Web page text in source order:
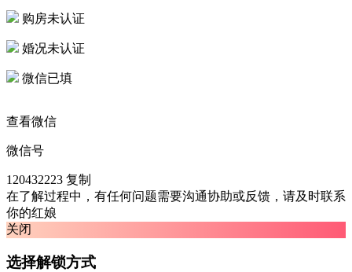
购房未认证
婚况未认证
微信已填
查看微信
微信号
120432223 复制
在了解过程中，有任何问题需要沟通协助或反馈，请及时联系
你的红娘
关闭
选择解锁方式